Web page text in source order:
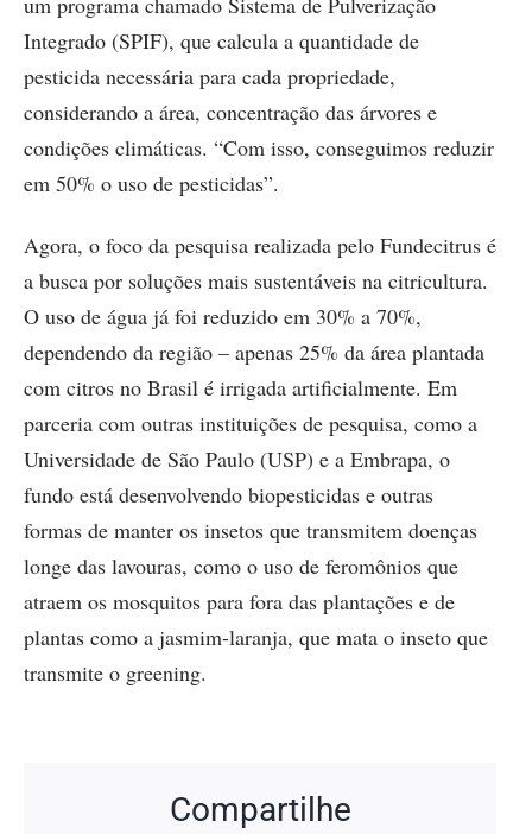
Integrado (SPIF), que calcula a quantidade de
pesticida necessária para cada propriedade,
considerando a área, concentração das árvores e
condições climáticas. “Com isso, conseguimos reduzir
em 50% o uso de pesticidas”.
Agora, o foco da pesquisa realizada pelo Fundecitrus é
a busca por soluções mais sustentáveis na citricultura.
O uso de água já foi reduzido em 30% a 70%,
dependendo da região – apenas 25% da área plantada
com citros no Brasil é irrigada artificialmente. Em
parceria com outras instituições de pesquisa, como a
Universidade de São Paulo (USP) e a Embrapa, o
fundo está desenvolvendo biopesticidas e outras
formas de manter os insetos que transmitem doenças
longe das lavouras, como o uso de feromônios que
atraem os mosquitos para fora das plantações e de
plantas como a jasmim-laranja, que mata o inseto que
transmite o greening.
Compartilhe